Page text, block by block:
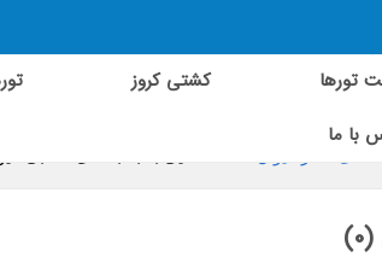
تورها کشتی کروز
با ما